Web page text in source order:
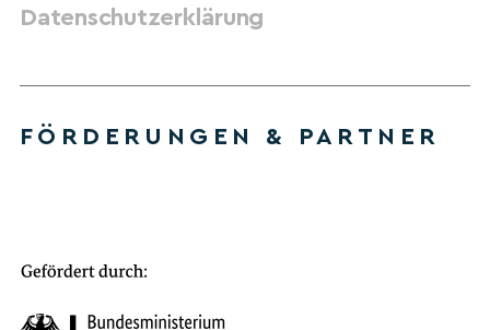
Datenschutzerklärung
FÖRDERUNGEN & PARTNER